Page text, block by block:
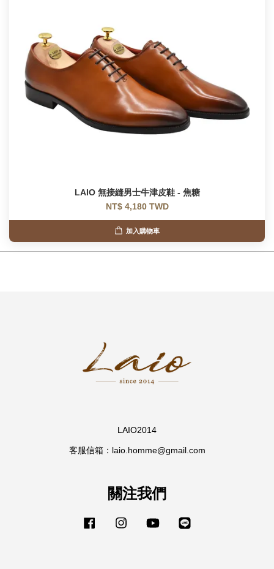
LAIO 無接縫男士牛津皮鞋 - 焦糖
NT$ 4,180 TWD
加入購物車
LAIO2014
客服信箱：laio.homme@gmail.com
關注我們
Facebook Instagram YouTube